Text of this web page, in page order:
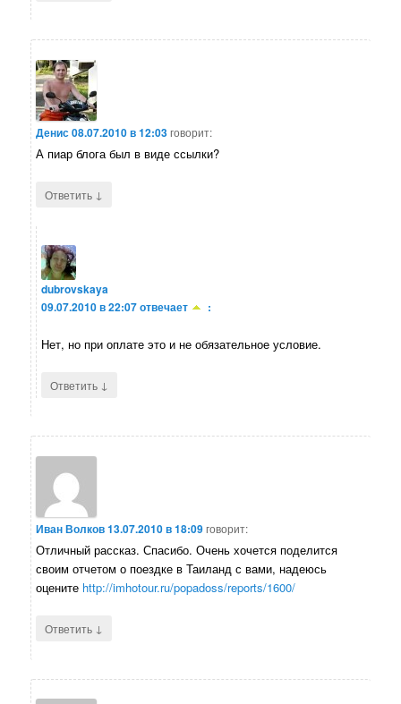
Денис08.07.2010 в 12:03говорит:
А пиар блога был в виде ссылки?
Ответить ↓
dubrovskaya
09.07.2010 в 22:07отвечает :
Нет, но при оплате это и не обязательное условие.
Ответить ↓
Иван Волков13.07.2010 в 18:09говорит:
Отличный рассказ. Спасибо. Очень хочется поделится
своим отчетом о поездке в Таиланд с вами, надеюсь
оцените http://imhotour.ru/popadoss/reports/1600/
Ответить ↓